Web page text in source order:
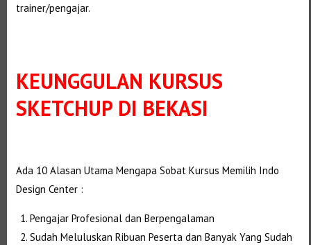
trainer/pengajar.
KEUNGGULAN KURSUS
SKETCHUP DI BEKASI
Ada 10 Alasan Utama Mengapa Sobat Kursus Memilih Indo
Design Center :
Pengajar Profesional dan Berpengalaman
Sudah Meluluskan Ribuan Peserta dan Banyak Yang Sudah